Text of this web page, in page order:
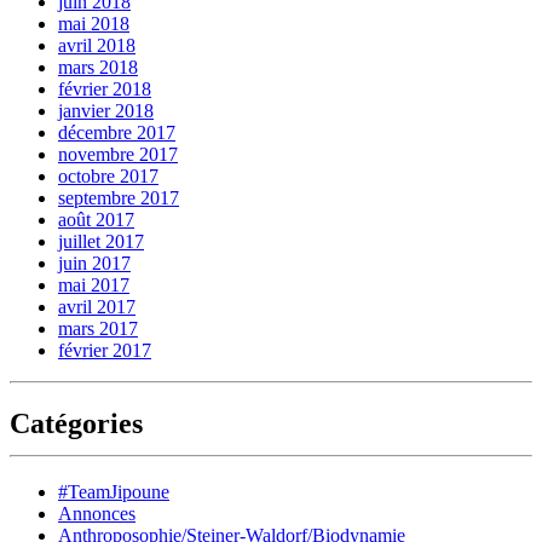
mai 2018
avril 2018
mars 2018
février 2018
janvier 2018
décembre 2017
novembre 2017
octobre 2017
septembre 2017
août 2017
juillet 2017
juin 2017
mai 2017
avril 2017
mars 2017
février 2017
Catégories
#TeamJipoune
Annonces
Anthroposophie/Steiner-Waldorf/Biodynamie